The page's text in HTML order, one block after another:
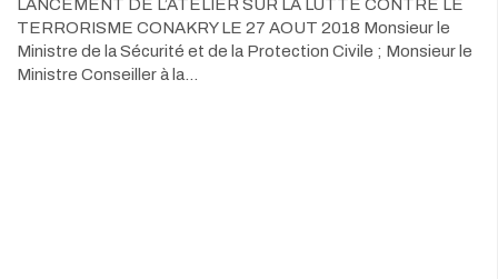
LANCEMENT DE L’ATELIER SUR LA LUTTE CONTRE LE
TERRORISME CONAKRY LE 27 AOUT 2018 Monsieur le
Ministre de la Sécurité et de la Protection Civile ; Monsieur le
Ministre Conseiller à la…